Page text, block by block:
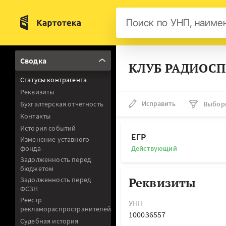
Сводка
Статусы контрагента
Реквизиты
Бухгалтерская отчетность
Контакты
История событий
Изменение уставного
фонда
Задолженность перед
бюджетом
Задолженность перед
ФСЗН
Реестр
рекламораспространителей
Судебная история
КЛУБ
Исправить
ЕГР
Действующий
Реквизиты
УНП
100036557